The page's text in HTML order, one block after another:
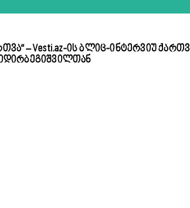
– Vesti.az-ის ბლიც-ინტერვიუ